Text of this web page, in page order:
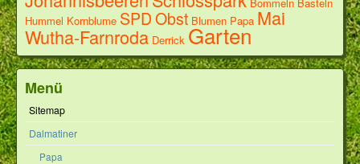
Hummel Kornblume SPDObst Blumen Papa Mai
Wutha-Farnroda Derrick Garten
Menü
Sitemap
Dalmatiner
Papa